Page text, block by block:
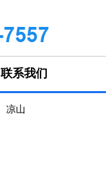
联系我们
凉山